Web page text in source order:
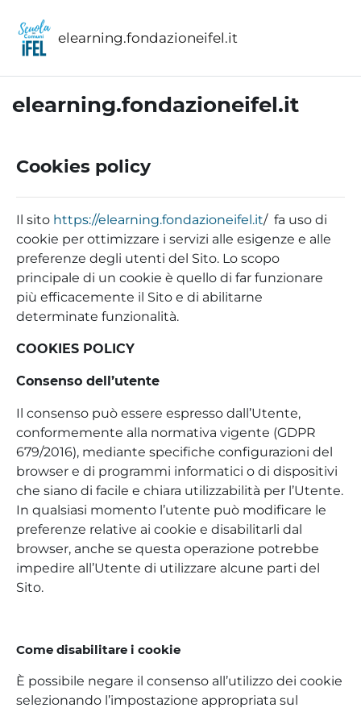
elearning.fondazioneifel.it
elearning.fondazioneifel.it
Cookies policy
Il sito https://elearning.fondazioneifel.it/ fa uso di
cookie per ottimizzare i servizi alle esigenze e alle
preferenze degli utenti del Sito. Lo scopo
principale di un cookie è quello di far funzionare
più efficacemente il Sito e di abilitarne
determinate funzionalità.
COOKIES POLICY
Consenso dell’utente
Il consenso può essere espresso dall’Utente,
conformemente alla normativa vigente (GDPR
679/2016), mediante specifiche configurazioni del
browser e di programmi informatici o di dispositivi
che siano di facile e chiara utilizzabilità per l’Utente.
In qualsiasi momento l’utente può modificare le
preferenze relative ai cookie e disabilitarli dal
browser, anche se questa operazione potrebbe
impedire all’Utente di utilizzare alcune parti del
Sito.
Come disabilitare i cookie
È possibile negare il consenso all’utilizzo dei cookie
selezionando l’impostazione appropriata sul